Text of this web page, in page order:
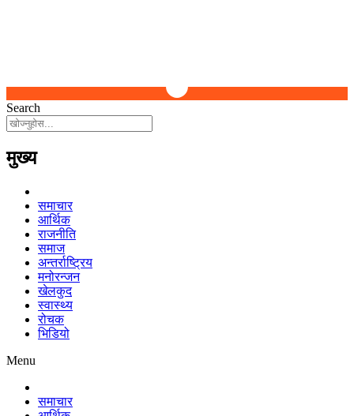
Search
मुख्य
समाचार
आर्थिक
राजनीति
समाज
अन्तर्राष्ट्रिय
मनोरन्जन
खेलकुद
स्वास्थ्य
रोचक
भिडियो
Menu
समाचार